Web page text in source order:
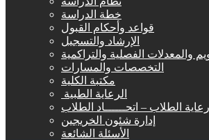
خطة الدراسة
قواعد وأحكام القبول
الإرشاد والتسجيل
والمعدلات الفصلية والتراكمية
التخصصات والمسارات
مكتبة الكلية
الرعاية الطبية ‏
رعاية الطلاب – اتحــــــاد الطلاب
إدارة شئون الخريجين
الأسئلة الشائعة